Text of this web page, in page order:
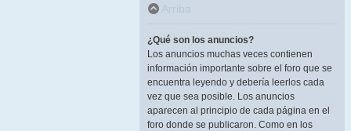
Arriba
¿Qué son los anuncios?
Los anuncios muchas veces contienen
información importante sobre el foro que se
encuentra leyendo y debería leerlos cada
vez que sea posible. Los anuncios
aparecen al principio de cada página en el
foro donde se publicaron. Como en los